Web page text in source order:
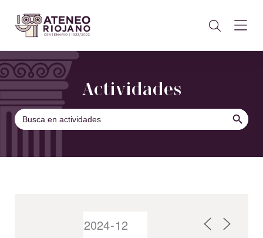
Actividades
Buscar: BOTÓN DE